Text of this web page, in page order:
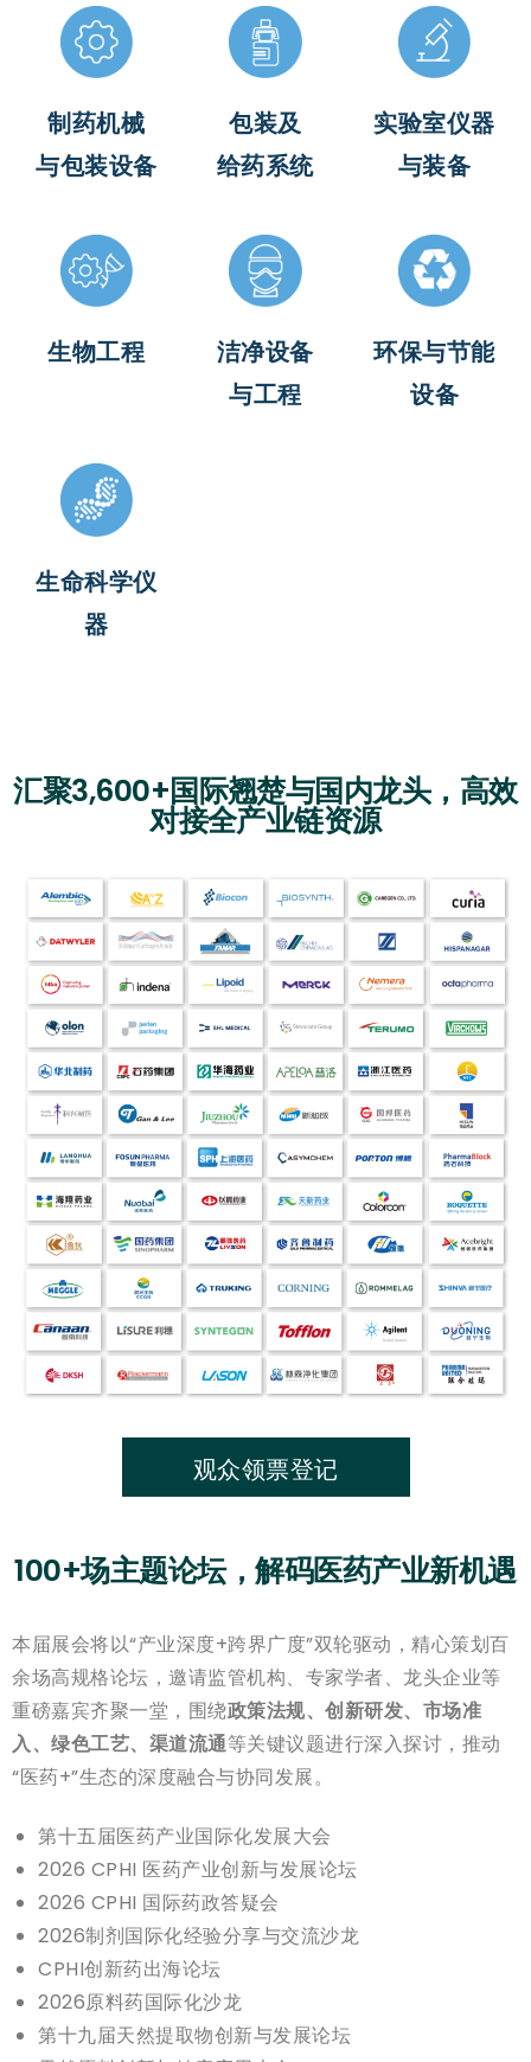
制药机械
与包装设备
包装及
给药系统
实验室仪器
与装备
生物工程
洁净设备
与工程
环保与节能
设备
生命科学仪
器
汇聚3,600+国际翘楚与国内龙头，高效
对接全产业链资源
观众领票登记
100+场主题论坛，解码医药产业新机遇
本届展会将以“产业深度+跨界广度”双轮驱动，精心策划百
余场高规格论坛，邀请监管机构、专家学者、龙头企业等
重磅嘉宾齐聚一堂，围绕政策法规、创新研发、市场准
入、绿色工艺、渠道流通等关键议题进行深入探讨，推动
“医药+”生态的深度融合与协同发展。
第十五届医药产业国际化发展大会
2026 CPHI 医药产业创新与发展论坛
2026 CPHI 国际药政答疑会
2026制剂国际化经验分享与交流沙龙
CPHI创新药出海论坛
2026原料药国际化沙龙
第十九届天然提取物创新与发展论坛